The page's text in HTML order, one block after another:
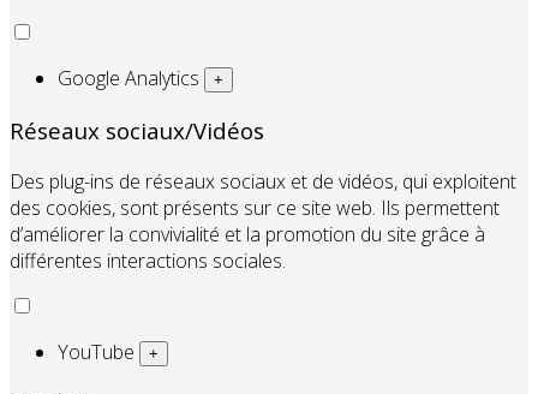
Google Analytics +
Réseaux sociaux/Vidéos
Des plug-ins de réseaux sociaux et de vidéos, qui exploitent
des cookies, sont présents sur ce site web. Ils permettent
d’améliorer la convivialité et la promotion du site grâce à
+